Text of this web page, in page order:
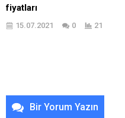
fiyatları
15.07.2021 0 21
Bir Yorum Yazın